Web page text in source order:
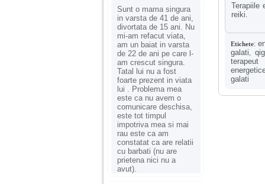
Sunt o mama singura
in varsta de 41 de ani,
divortata de 15 ani. Nu
mi-am refacut viata,
am un baiat in varsta
de 22 de ani pe care l-
am crescut singura.
Tatal lui nu a fost
foarte prezent in viata
lui . Problema mea
este ca nu avem o
comunicare deschisa,
este tot timpul
impotriva mea si mai
rau este ca am
constatat ca are relatii
cu barbati (nu are
prietena nici nu a
avut).
Terapiile
reiki.
Etichete:
galati ,
terapeut
galati